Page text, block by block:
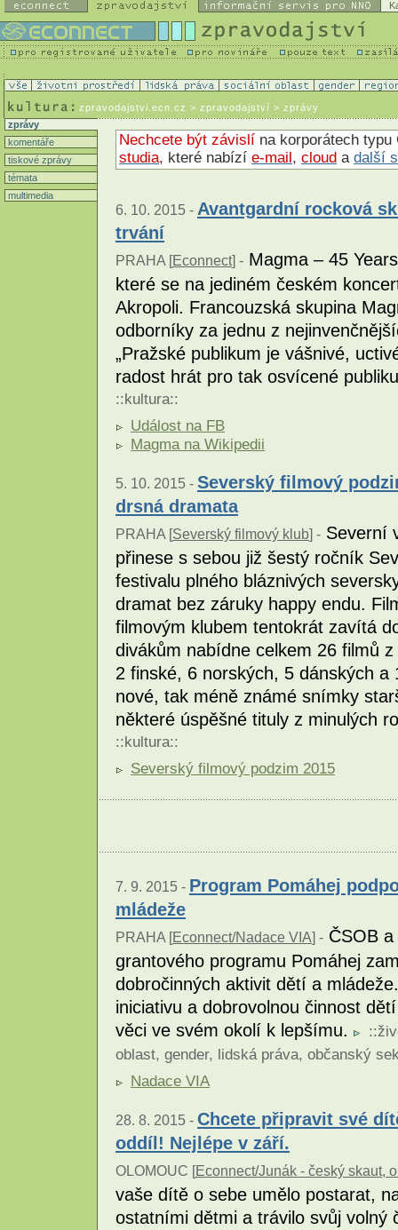
zpravodajstvi.ecn.cz > zpravodajství > zprávy
zprávy
komentáře
tiskové zprávy
témata
multimedia
Nechcete být závislí na korporátech
studia, které nabízí e-mail, cloud a další
6. 10. 2015 - Avantgardní rocková
trvání
PRAHA [Econnect] - Magma – 45
které se na jediném českém
Akropoli. Francouzská skupina
odborníky za jednu z
„Pražské publikum je vášnivé,
radost hrát pro tak osvícené
::kultura::
Událost na FB
Magma na Wikipedii
5. 10. 2015 - Severský filmový
drsná dramata
PRAHA [Severský filmový klub] - Severní
přinese s sebou již šestý ročník
festivalu plného bláznivých
dramat bez záruky happy endu.
filmovým klubem tentokrát zavítá
divákům nabídne celkem 26 filmů
2 finské, 6 norských, 5 dánských
nové, tak méně známé snímky
některé úspěšné tituly z minulých
::kultura::
Severský filmový podzim 2015
7. 9. 2015 - Program Pomáhej
mládeže
PRAHA [Econnect/Nadace VIA] - ČSOB
grantového programu Pomáhej
dobročinných aktivit dětí a
iniciativu a dobrovolnou činnost
věci ve svém okolí k lepšímu.
::
oblast, gender, lidská práva, občanský
Nadace VIA
28. 8. 2015 - Chcete připravit své
oddíl! Nejlépe v září.
OLOMOUC [Econnect/Junák - český skaut,
vaše dítě o sebe umělo postarat,
ostatními dětmi a trávilo svůj volný